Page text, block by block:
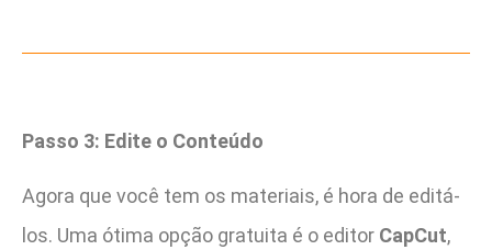
Passo 3: Edite o Conteúdo
Agora que você tem os materiais, é hora de editá-
los. Uma ótima opção gratuita é o editor CapCut,